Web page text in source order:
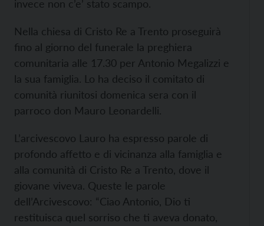
invece non c’e’ stato scampo.
Nella chiesa di Cristo Re a Trento proseguirà
fino al giorno del funerale la preghiera
comunitaria alle 17.30 per Antonio Megalizzi e
la sua famiglia. Lo ha deciso il comitato di
comunità riunitosi domenica sera con il
parroco don Mauro Leonardelli.
L’arcivescovo Lauro ha espresso parole di
profondo affetto e di vicinanza alla famiglia e
alla comunità di Cristo Re a Trento, dove il
giovane viveva. Queste le parole
dell’Arcivescovo: “Ciao Antonio, Dio ti
restituisca quel sorriso che ti aveva donato,